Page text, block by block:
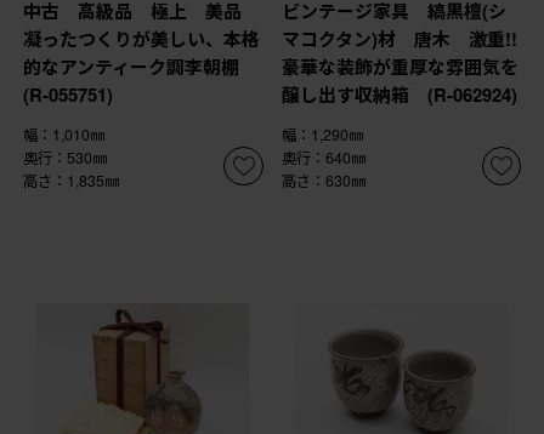
中古 高級品 極上 美品
凝ったつくりが美しい、本格
的なアンティーク調李朝棚
(R-055751)
幅：1,010㎜
奥行：530㎜
高さ：1,835㎜
ビンテージ家具 縞黒檀(シ
マコクタン)材 唐木 激重!!
豪華な装飾が重厚な雰囲気を
醸し出す収納箱 (R-062924)
幅：1,290㎜
奥行：640㎜
高さ：630㎜